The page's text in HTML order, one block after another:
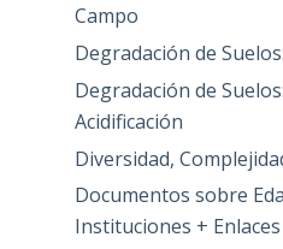
Campo
Degradación de
Degradación de
Acidificación
Diversidad,
Documentos sobre
Instituciones + Enlaces